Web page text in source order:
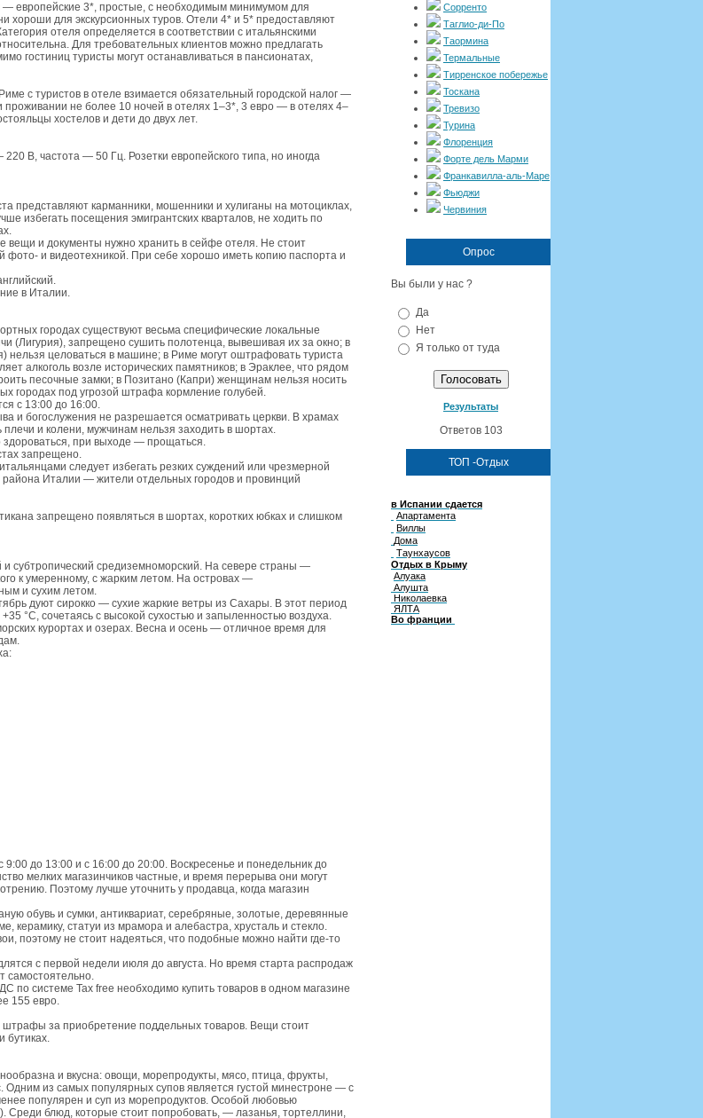
— европейские 3*, простые, с необходимым минимумом для
хороши для экскурсионных туров. Отели 4* и 5* предоставляют
отеля определяется в соответствии с итальянскими
Для требовательных клиентов можно предлагать
гостиниц туристы могут останавливаться в пансионатах,
с туристов в отеле взимается обязательный городской налог —
проживании не более 10 ночей в отелях 1–3*, 3 евро — в отелях 4–
хостелов и дети до двух лет.
В, частота — 50 Гц. Розетки европейского типа, но иногда
представляют карманники, мошенники и хулиганы на мотоциклах,
избегать посещения эмигрантских кварталов, не ходить по
вещи и документы нужно хранить в сейфе отеля. Не стоит
фото- и видеотехникой. При себе хорошо иметь копию паспорта и
в Италии.
городах существуют весьма специфические локальные
(Лигурия), запрещено сушить полотенца, вывешивая их за окно; в
нельзя целоваться в машине; в Риме могут оштрафовать туриста
алкоголь возле исторических памятников; в Эраклее, что рядом
песочные замки; в Позитано (Капри) женщинам нельзя носить
городах под угрозой штрафа кормление голубей.
с 13:00 до 16:00.
и богослужения не разрешается осматривать церкви. В храмах
и колени, мужчинам нельзя заходить в шортах.
здороваться, при выходе — прощаться.
запрещено.
следует избегать резких суждений или чрезмерной
района Италии — жители отдельных городов и провинций
запрещено появляться в шортах, коротких юбках и слишком
субтропический средиземноморский. На севере страны —
к умеренному, с жарким летом. На островах —
и сухим летом.
дуют сирокко — сухие жаркие ветры из Сахары. В этот период
°С, сочетаясь с высокой сухостью и запыленностью воздуха.
курортах и озерах. Весна и осень — отличное время для
до 13:00 и с 16:00 до 20:00. Воскресенье и понедельник до
мелких магазинчиков частные, и время перерыва они могут
Поэтому лучше уточнить у продавца, когда магазин
обувь и сумки, антиквариат, серебряные, золотые, деревянные
керамику, статуи из мрамора и алебастра, хрусталь и стекло.
поэтому не стоит надеяться, что подобные можно найти где-то
с первой недели июля до августа. Но время старта распродаж
самостоятельно.
по системе Tax free необходимо купить товаров в одном магазине
155 евро.
за приобретение поддельных товаров. Вещи стоит
бутиках.
и вкусна: овощи, морепродукты, мясо, птица, фрукты,
из самых популярных супов является густой минестроне — с
популярен и суп из морепродуктов. Особой любовью
Среди блюд, которые стоит попробовать, — лазанья, тортеллини,
Сорренто
Таглио-ди-По
Таормина
Термальные
Тирренское побережье
Тоскана
Тревизо
Турина
Флоренция
Форте дель Марми
Франкавилла-аль-Маре
Фьюджи
Червиния
Опрос
Вы были у нас ?
Да
Нет
Я только от туда
Результаты
Ответов 103
ТОП -Отдых
в Испании сдается
Апартамента
Виллы
Дома
Таунхаусов
Отдых в Крыму
Алуака
Алушта
Николаевка
ЯЛТА
Во франции